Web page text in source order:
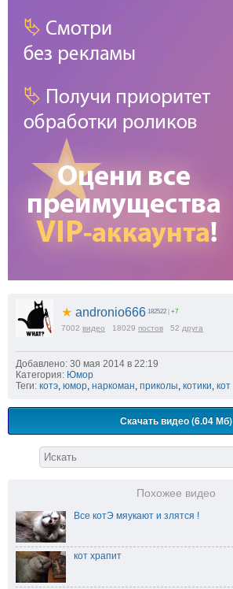
★ andronio666 182522 | +7
7002 видео 18029 постов 52 друга
Добавлено: 30 мая 2014 в 22:19
Категория: Юмор
Теги: котэ юмор наркоман приколы котики кот
Скачать видео (6.04 Мб)
Похожее видео
Все котЭ мяукают и злятся !
кот храпит